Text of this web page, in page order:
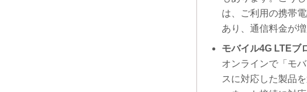
は、ご利用の携帯
あり、通信料金が
モバイル4G LTEブ
オンラインで「モ
スに対応した製品